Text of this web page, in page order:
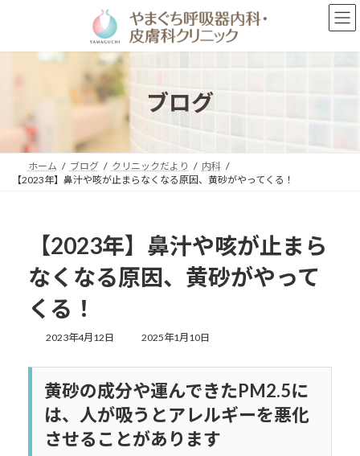
ン
プ
ー
動
ブログ
ホーム ブログ クリニックだより
内科
【2023年】鼻汁や咳が止まらなくなる原因、黄砂がやってくる！
【2023年】鼻汁や咳が止まら
なくなる原因、黄砂がやって
くる！
2023年4月12日
最
更
新
日
時
:
2025年1月10日
黄砂の成分や運んできたPM2.5に
は、人が吸うとアレルギーを悪化
させることがあります